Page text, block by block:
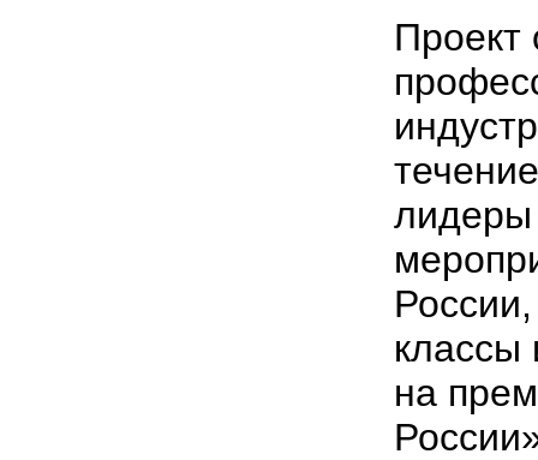
Проект
лидеры
классы
на